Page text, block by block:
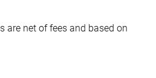
are net of fees and based on